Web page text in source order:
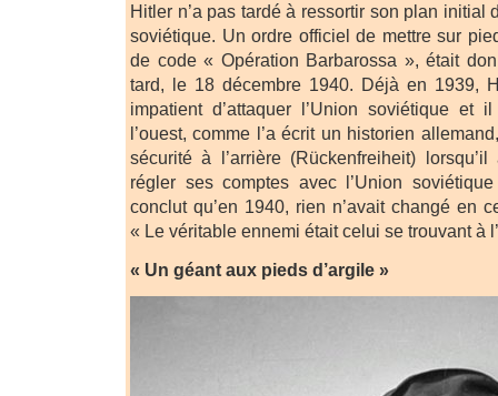
Hitler n’a pas tardé à ressortir son plan initial
soviétique. Un ordre officiel de mettre sur
de code « Opération Barbarossa », était
tard, le 18 décembre 1940. Déjà en 1939,
impatient d’attaquer l’Union soviétique et
l’ouest, comme l’a écrit un historien
sécurité à l’arrière (Rückenfreiheit)
régler ses comptes avec l’Union
conclut qu’en 1940, rien n’avait changé en
« Le véritable ennemi était celui se trouvant à
« Un géant aux pieds d’argile »